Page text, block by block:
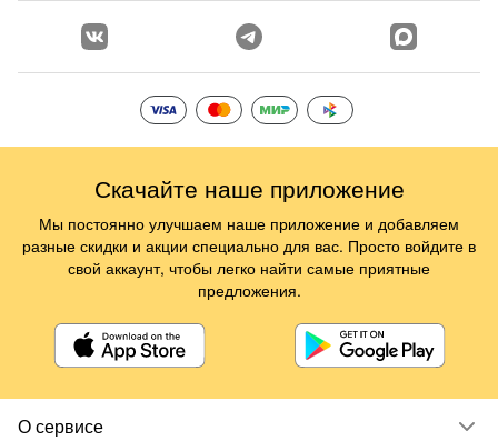
О сервисе
Скачайте наше приложение
Мы постоянно улучшаем наше приложение и добавляем
разные скидки и акции специально для вас. Просто войдите в
свой аккаунт, чтобы легко найти самые приятные
предложения.